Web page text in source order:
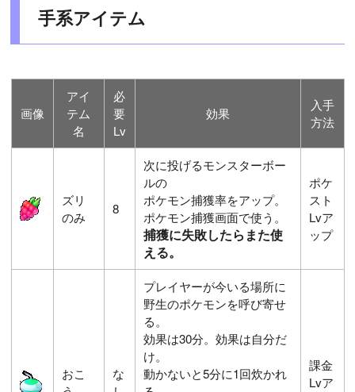
手系アイテム
画像
アイ
テム
名
必
要
Lv
効果
入手
方法
ズリ
のみ
8
次に投げるモンスターボー
ルの
ポケモン捕獲率をアップ。
ポケモン捕獲画面で使う。
捕獲に失敗したらまた使
える。
ポケ
スト
Lvア
ップ
おこ
な
プレイヤーが今いる場所に
野生のポケモンを呼び寄せ
る。
効果は30分。効果は自分だ
け。
動かないと5分に1回炊かれ
課金
Lvア